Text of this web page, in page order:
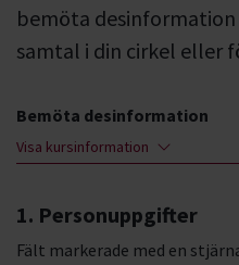
bemöta
samtal i din cirkel eller
Bemöta desinformation
Visa kursinformation
1. Personuppgifter
Fält markerade med en